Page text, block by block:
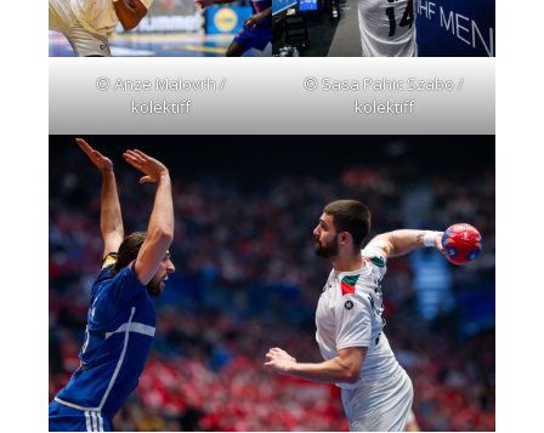
© Anze Malovrh /
kolektiff
© Sasa Pahic Szabo /
kolektiff